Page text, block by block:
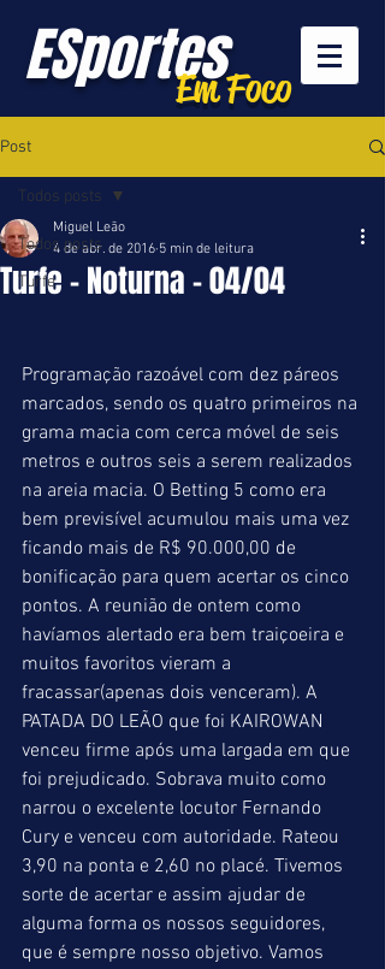
ESportesEm Foco
Post
Todos posts
Turfe
Todos posts
Turfe - Noturna - 04/04
Miguel Leão
4 de abr. de 2016 5 min de leitura
Programação razoável com dez páreos
marcados, sendo os quatro primeiros na
grama macia com cerca móvel de seis
metros e outros seis a serem realizados
na areia macia. O Betting 5 como era
bem previsível acumulou mais uma vez
ficando mais de R$ 90.000,00 de
bonificação para quem acertar os cinco
pontos. A reunião de ontem como
havíamos alertado era bem traiçoeira e
muitos favoritos vieram a
fracassar(apenas dois venceram). A
PATADA DO LEÃO que foi KAIROWAN
venceu firme após uma largada em que
foi prejudicado. Sobrava muito como
narrou o excelente locutor Fernando
Cury e venceu com autoridade. Rateou
3,90 na ponta e 2,60 no placé. Tivemos
sorte de acertar e assim ajudar de
alguma forma os nossos seguidores,
que é sempre nosso objetivo. Vamos